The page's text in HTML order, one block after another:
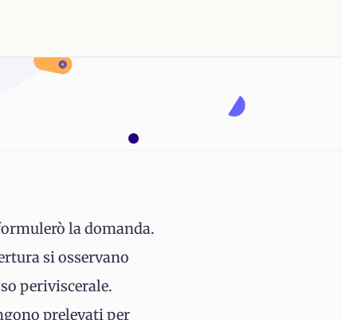
la domanda.
si osservano
periviscerale.
prelevati per